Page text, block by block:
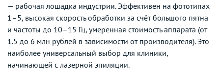
— рабочая лошадка индустрии. Эффективен на фототипах
1–5, высокая скорость обработки за счёт большого пятна
и частоты до 10–15 Гц, умеренная стоимость аппарата (от
1.5 до 6 млн рублей в зависимости от производителя). Это
наиболее универсальный выбор для клиники,
начинающей с лазерной эпиляции.